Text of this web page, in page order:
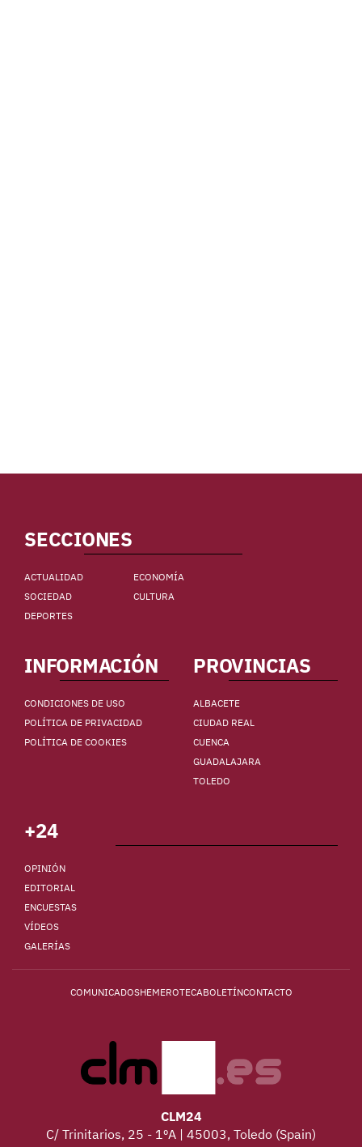
SECCIONES
ACTUALIDAD
ECONOMÍA
SOCIEDAD
CULTURA
DEPORTES
INFORMACIÓN
CONDICIONES DE USO
POLÍTICA DE PRIVACIDAD
POLÍTICA DE COOKIES
PROVINCIAS
ALBACETE
CIUDAD REAL
CUENCA
GUADALAJARA
TOLEDO
+24
OPINIÓN
EDITORIAL
ENCUESTAS
VÍDEOS
GALERÍAS
COMUNICADOSHEMEROTECABOLETÍNCONTACTO
CLM24
C/ Trinitarios, 25 - 1ºA | 45003, Toledo (Spain)